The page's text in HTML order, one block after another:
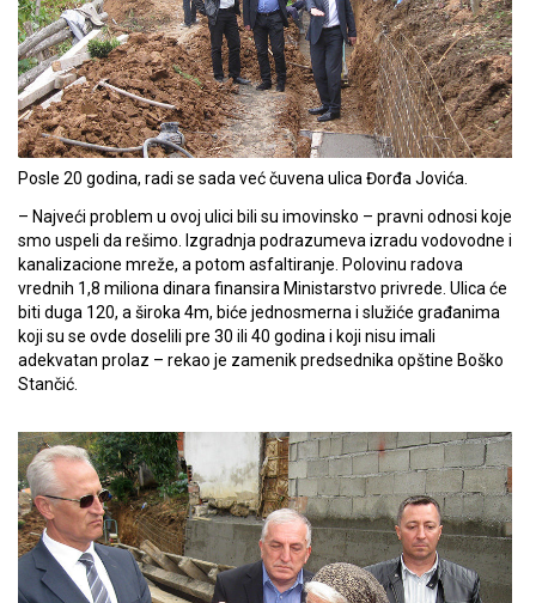
Posle 20 godina, radi se sada već čuvena ulica Đorđa Jovića.
– Najveći problem u ovoj ulici bili su imovinsko – pravni odnosi koje
smo uspeli da rešimo. Izgradnja podrazumeva izradu vodovodne i
kanalizacione mreže, a potom asfaltiranje. Polovinu radova
vrednih 1,8 miliona dinara finansira Ministarstvo privrede. Ulica će
biti duga 120, a široka 4m, biće jednosmerna i služiće građanima
koji su se ovde doselili pre 30 ili 40 godina i koji nisu imali
adekvatan prolaz – rekao je zamenik predsednika opštine Boško
Stančić.